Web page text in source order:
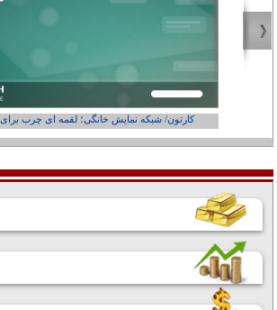
کارتون/ شبکه نمایش خانگی؛ لقمه ای چرب